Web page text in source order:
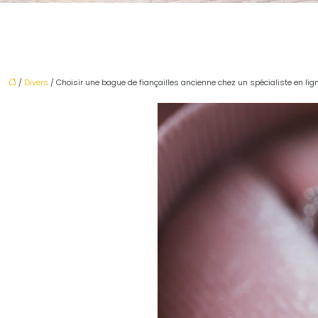
/ Divers / Choisir une bague de fiançailles ancienne chez un spécialiste en